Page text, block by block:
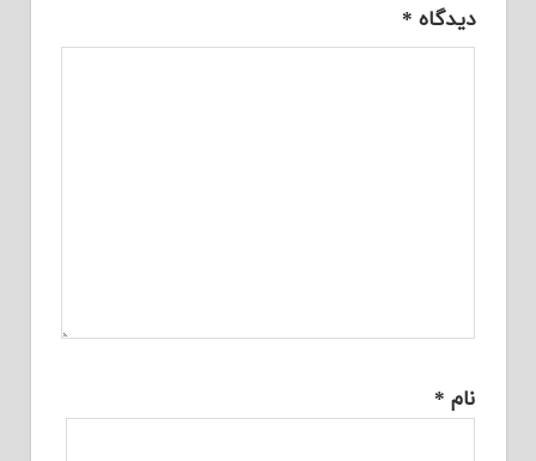
دیدگاه *
نام *